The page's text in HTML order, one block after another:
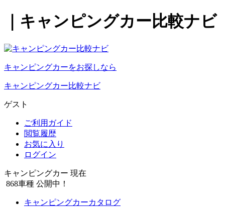
｜キャンピングカー比較ナビ
キャンピングカーをお探しなら
キャンピングカー比較ナビ
ゲスト
ご利用ガイド
閲覧履歴
お気に入り
ログイン
キャンピングカー 現在
868車種 公開中！
キャンピングカーカタログ